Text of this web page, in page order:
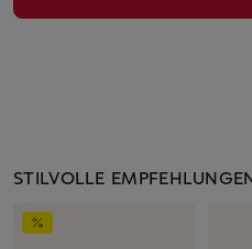
STILVOLLE